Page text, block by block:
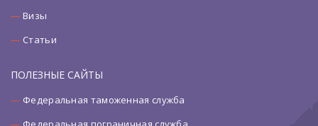
Визы
Статьи
ПОЛЕЗНЫЕ САЙТЫ
Федеральная таможенная служба